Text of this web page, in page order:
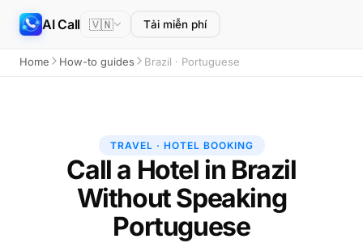
AI Call 🇻🇳 Tải miễn phí
Home How-to guides Brazil · Portuguese
TRAVEL · HOTEL BOOKING
Call a Hotel in Brazil
Without Speaking
Portuguese